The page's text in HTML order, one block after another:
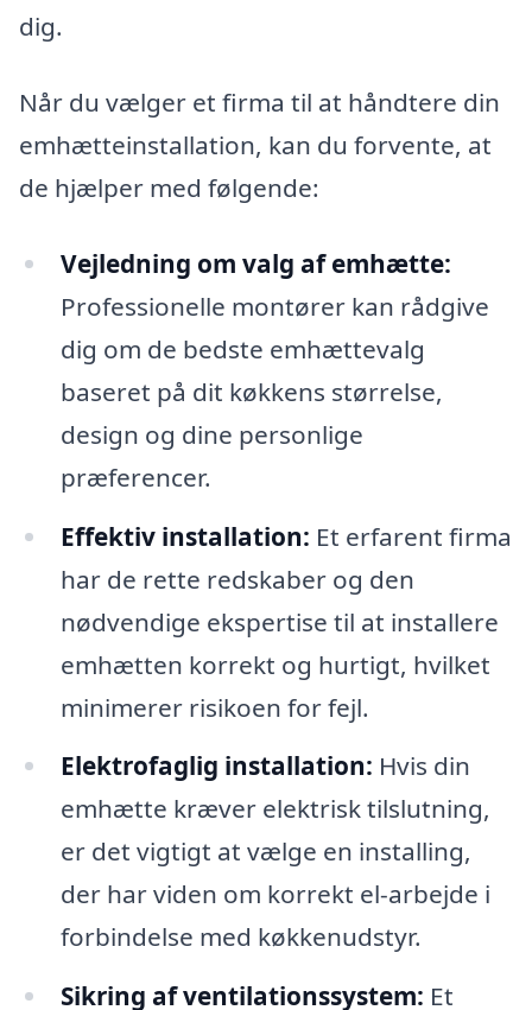
dig.
Når du vælger et firma til at håndtere din
emhætteinstallation, kan du forvente, at
de hjælper med følgende:
Vejledning om valg af emhætte:
Professionelle montører kan rådgive
dig om de bedste emhættevalg
baseret på dit køkkens størrelse,
design og dine personlige
præferencer.
Effektiv installation: Et erfarent firma
har de rette redskaber og den
nødvendige ekspertise til at installere
emhætten korrekt og hurtigt, hvilket
minimerer risikoen for fejl.
Elektrofaglig installation: Hvis din
emhætte kræver elektrisk tilslutning,
er det vigtigt at vælge en installing,
der har viden om korrekt el-arbejde i
forbindelse med køkkenudstyr.
Sikring af ventilationssystem: Et